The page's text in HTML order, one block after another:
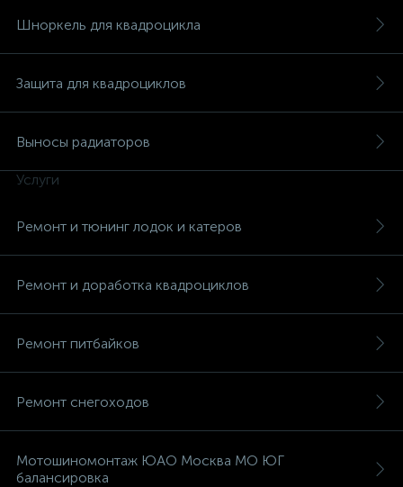
Шноркель для квадроцикла
Защита для квадроциклов
Выносы радиаторов
Услуги
Ремонт и тюнинг лодок и катеров
Ремонт и доработка квадроциклов
Ремонт питбайков
Ремонт снегоходов
Мотошиномонтаж ЮАО Москва МО ЮГ
балансировка